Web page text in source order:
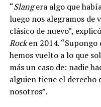
“Slangera algo que
luego nos alegramos de
clásico de nuevo”,
Rocken 2014. “Supongo
hemos vuelto a lo que
más un caso de: nadie
alguien tiene el derecho
nosotros”.